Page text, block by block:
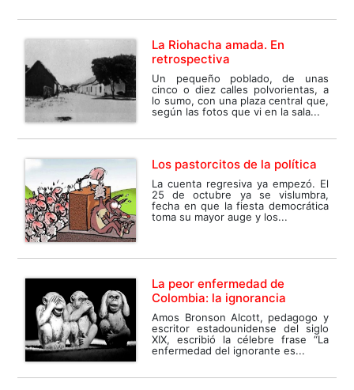
La Riohacha amada. En
retrospectiva
Un pequeño poblado, de unas
cinco o diez calles polvorientas, a
lo sumo, con una plaza central que,
según las fotos que vi en la sala...
Los pastorcitos de la política
La cuenta regresiva ya empezó. El
25 de octubre ya se vislumbra,
fecha en que la fiesta democrática
toma su mayor auge y los...
La peor enfermedad de
Colombia: la ignorancia
Amos Bronson Alcott, pedagogo y
escritor estadounidense del siglo
XIX, escribió la célebre frase “La
enfermedad del ignorante es...